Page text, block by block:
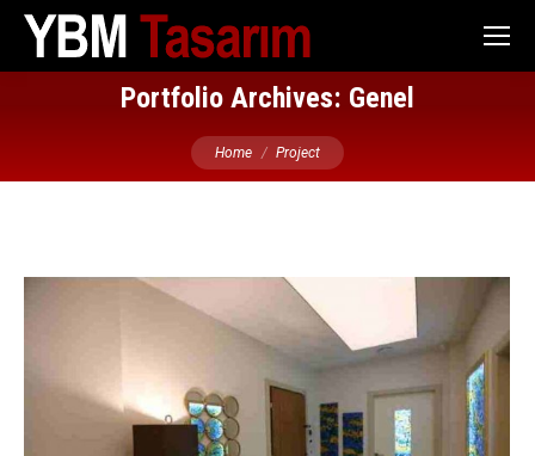
Portfolio Archives: Genel
You are here:
Home Project